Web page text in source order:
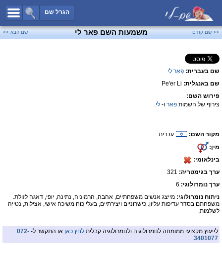
הגרל שם
כל השמות
שמות לבנים
פייסבוק
<< שם קודם משמעות השם פאר לי שם הבא >>
שם בעברית: פְּאֵר לִי
שם באנגלית: Pe'er Li
פירוש השם:
צירוף של השמות פאר ו- לי.
מקור השם:
עברית
מין:
בינלאומי:
ערך בגימטריה:
ערך נומרולוגי: 6
ניתוח נומרולוגי: מייצג אנשים משפחתיים, אהבה, הרמוניה, נתינה, יופי, דאגה לזולת.
משפחתם בסדר עדיפות עליון. כישרוניים ויצירתיים, בעלי כוח משיכה אישי, אצילות, נטייה
לשלמות.
לייעוץ מקצועי ממומחה לנומרולוגיה ולנומרולוגיה קבלית לחץ כאן או התקשר ל- 072-
3401077
.